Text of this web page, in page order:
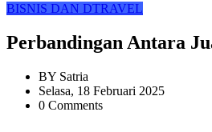
BISNIS DAN DTRAVEL
Perbandingan Antara
BY Satria
Selasa, 18 Februari 2025
0 Comments